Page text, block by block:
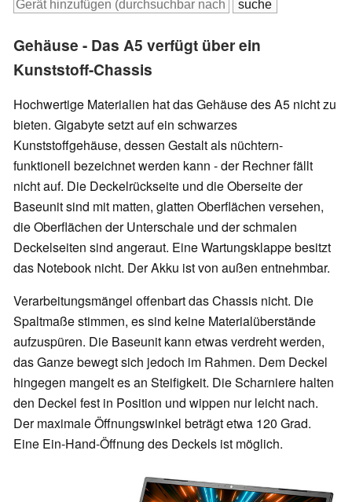
Gehäuse - Das A5 verfügt über ein
Kunststoff-Chassis
Hochwertige Materialien hat das Gehäuse des A5 nicht zu
bieten. Gigabyte setzt auf ein schwarzes
Kunststoffgehäuse, dessen Gestalt als nüchtern-
funktionell bezeichnet werden kann - der Rechner fällt
nicht auf. Die Deckelrückseite und die Oberseite der
Baseunit sind mit matten, glatten Oberflächen versehen,
die Oberflächen der Unterschale und der schmalen
Deckelseiten sind angeraut. Eine Wartungsklappe besitzt
das Notebook nicht. Der Akku ist von außen entnehmbar.
Verarbeitungsmängel offenbart das Chassis nicht. Die
Spaltmaße stimmen, es sind keine Materialüberstände
aufzuspüren. Die Baseunit kann etwas verdreht werden,
das Ganze bewegt sich jedoch im Rahmen. Dem Deckel
hingegen mangelt es an Steifigkeit. Die Scharniere halten
den Deckel fest in Position und wippen nur leicht nach.
Der maximale Öffnungswinkel beträgt etwa 120 Grad.
Eine Ein-Hand-Öffnung des Deckels ist möglich.